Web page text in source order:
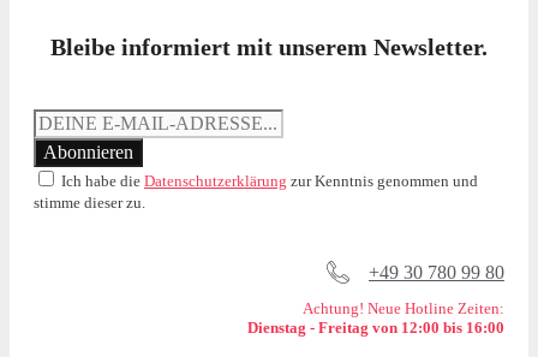
Bleibe informiert mit unserem Newsletter.
Ich habe die Datenschutzerklärung zur Kenntnis genommen und
stimme dieser zu.
+49 30 780 99 80
Achtung! Neue Hotline Zeiten:
Dienstag - Freitag von 12:00 bis 16:00